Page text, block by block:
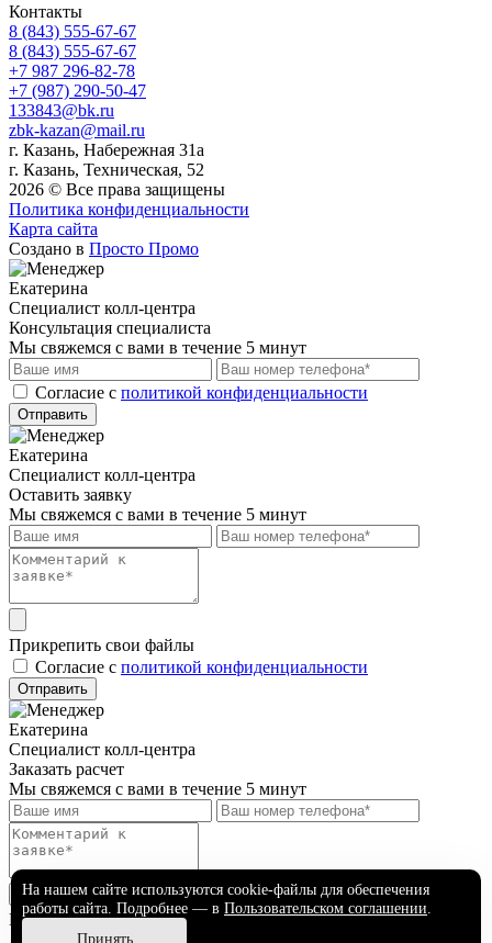
Контакты
8 (843) 555-67-67
8 (843) 555-67-67
+7 987 296-82-78
+7 (987) 290-50-47
133843@bk.ru
zbk-kazan@mail.ru
г. Казань, Набережная 31а
г. Казань, Техническая, 52
2026 © Все права защищены
Политика конфиденциальности
Карта сайта
Создано в Просто Промо
Екатерина
Специалист колл-центра
Консультация специалиста
Мы свяжемся с вами в течение 5 минут
Cогласие с политикой конфиденциальности
Отправить
Екатерина
Специалист колл-центра
Оставить заявку
Мы свяжемся с вами в течение 5 минут
Прикрепить свои файлы
Cогласие с политикой конфиденциальности
Отправить
Екатерина
Специалист колл-центра
Заказать расчет
Мы свяжемся с вами в течение 5 минут
Прикрепить свои файлы
На нашем сайте используются cookie-файлы для обеспечения
работы сайта. Подробнее — в Пользовательском соглашении.
Принять